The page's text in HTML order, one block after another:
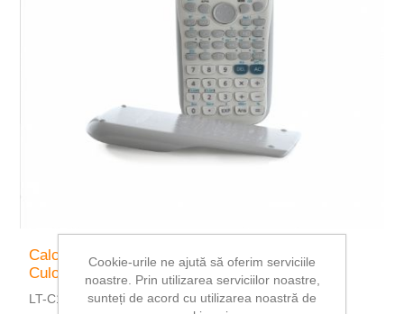
Calculator Stiintific Office Box 10+2 Functii
Culoare Alb
LT-C100
Cookie-urile ne ajută să oferim serviciile
noastre. Prin utilizarea serviciilor noastre,
sunteți de acord cu utilizarea noastră de